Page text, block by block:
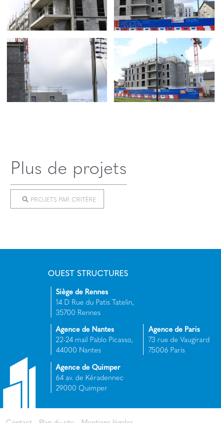
Plus de projets
PROJETS PAR CRITÈRE
OUEST STRUCTURES
Siège de Rennes
14 D Rue du Patis Tatelin,
35700 Rennes
Agence de Nantes
22-24 mail Pablo Picasso,
44000 Nantes
Agence de Paris
73 rue de Vaugirard
75006 Paris
Agence de Quimper
64 av. de Kéradennec
29000 Quimper